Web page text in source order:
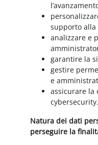
supporto
analizzare e
garantire la
gestire
e
assicurare la
cybersecurity.
Natura dei dati
perseguire la